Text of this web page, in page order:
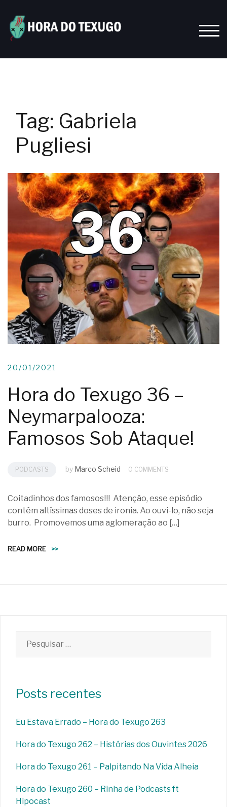
content
Tag: Gabriela
Pugliesi
20/01/2021
Hora do Texugo 36 –
Neymarpalooza:
Famosos Sob Ataque!
PODCASTS by Marco Scheid 0 COMMENTS
Coitadinhos dos famosos!!! Atenção, esse episódio
contém altíssimas doses de ironia. Ao ouvi-lo, não seja
burro. Promovemos uma aglomeração ao […]
READ MORE >>
por:
Posts recentes
Eu Estava Errado – Hora do Texugo 263
Hora do Texugo 262 – Histórias dos Ouvintes 2026
Hora do Texugo 261 – Palpitando Na Vida Alheia
Hora do Texugo 260 – Rinha de Podcasts ft
Hipocast